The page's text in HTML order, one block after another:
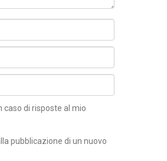
caso di risposte al mio
pubblicazione di un nuovo